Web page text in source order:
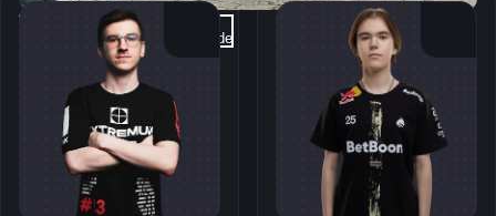
Previous slide Next slide